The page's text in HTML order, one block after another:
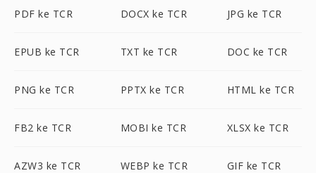
PDF ke TCR DOCX ke TCR JPG ke TCR
EPUB ke TCR TXT ke TCR DOC ke TCR
PNG ke TCR PPTX ke TCR HTML ke TCR
FB2 ke TCR MOBI ke TCR XLSX ke TCR
AZW3 ke TCR WEBP ke TCR GIF ke TCR